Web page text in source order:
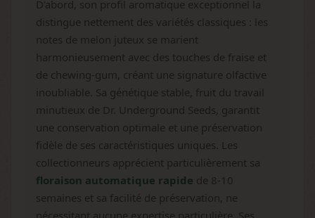
D'abord, son profil aromatique exceptionnel la
distingue nettement des variétés classiques : les
notes de melon juteux se marient
harmonieusement avec des touches de fraise et
de chewing-gum, créant une signature olfactive
inoubliable. Sa génétique stable, fruit du travail
minutieux de Dr. Underground Seeds, garantit
une conservation optimale et une préservation
fidèle de ses caractéristiques uniques. Les
collectionneurs apprécient particulièrement sa
floraison automatique rapide de 8-10
semaines et sa facilité de préservation, ne
nécessitant aucune expertise particulière. Ses